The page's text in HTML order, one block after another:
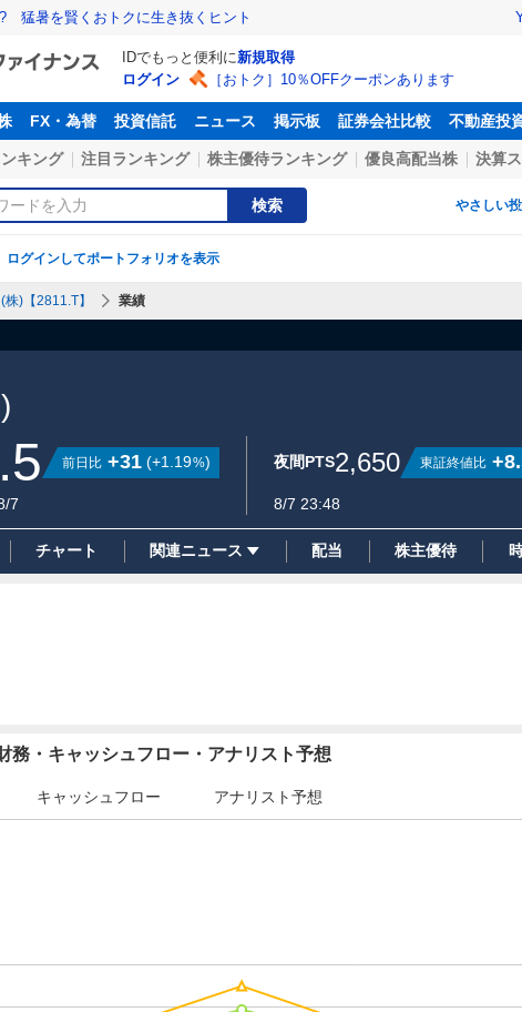
猛暑を賢くおトクに生き抜くヒント
IDでもっと便利に新規取得
ログイン
［おトク］10％OFFクーポンあります
FX・為替 投資信託 ニュース 掲示板 証券会社比較 不動産投
キング 注目ランキング 株主優待ランキング 優良高配当株 決算
検索 やさしい
ログインしてポートフォリオを表示
株)【2811.T】 業績
前日比 +31 (+1.19%)
7
夜間PTS2,650 東証終値比
8/7 23:48
チャート 関連ニュース 配当 株主優待
務・キャッシュフロー・アナリスト予想
キャッシュフロー アナリスト予想